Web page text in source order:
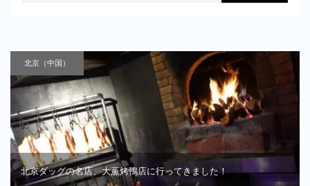
北京（中国）
北京ダッグの名店、大薫烤鴨店に行ってきました！